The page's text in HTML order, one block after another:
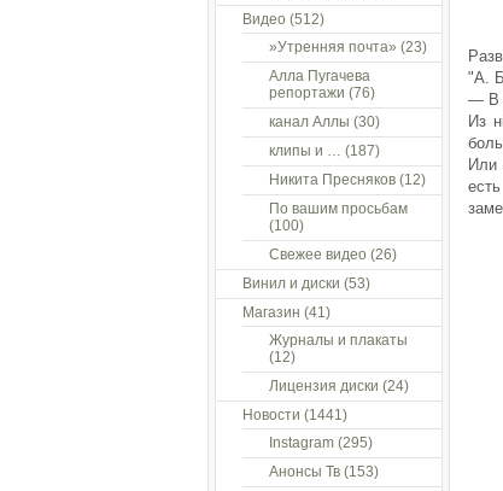
"А.
— В
Из
Или
Видео (512)
»Утренняя почта» (23)
Алла Пугачева
репортажи (76)
канал Аллы (30)
клипы и … (187)
Никита Пресняков(12)
По вашим просьбам
(100)
Свежее видео (26)
Винил и диски (53)
Магазин (41)
Журналы и плакаты
(12)
Лицензия диски (24)
Новости (1441)
Instagram(295)
Анонсы Тв(153)